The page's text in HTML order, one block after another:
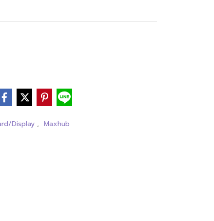
Display , Maxhub